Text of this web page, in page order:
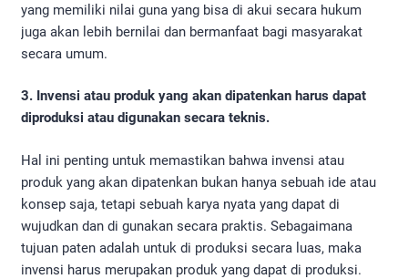
yang memiliki nilai guna yang bisa di akui secara hukum
juga akan lebih bernilai dan bermanfaat bagi masyarakat
secara umum.
3. Invensi atau produk yang akan dipatenkan harus dapat
diproduksi atau digunakan secara teknis.
Hal ini penting untuk memastikan bahwa invensi atau
produk yang akan dipatenkan bukan hanya sebuah ide atau
konsep saja, tetapi sebuah karya nyata yang dapat di
wujudkan dan di gunakan secara praktis. Sebagaimana
tujuan paten adalah untuk di produksi secara luas, maka
invensi harus merupakan produk yang dapat di produksi.